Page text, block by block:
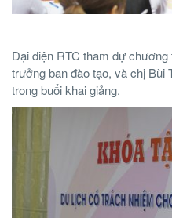
Đại diện RTC tham dự
trưởng ban đào tạo, và chị Bùi
trong buổi khai giảng.